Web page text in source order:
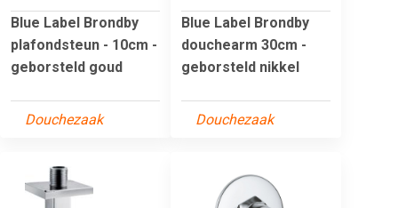
Blue Label Brondby
plafondsteun - 10cm -
geborsteld goud
Douchezaak
Blue Label Brondby
douchearm 30cm -
geborsteld nikkel
Douchezaak